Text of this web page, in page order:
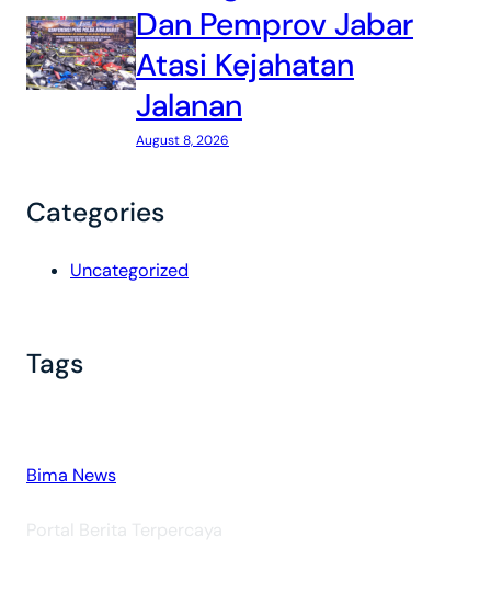
Dan Pemprov Jabar
Atasi Kejahatan
Jalanan
August 8, 2026
Categories
Uncategorized
Tags
Bima News
Portal Berita Terpercaya